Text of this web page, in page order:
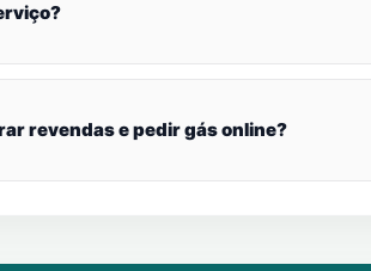
revendas e pedir gás online?